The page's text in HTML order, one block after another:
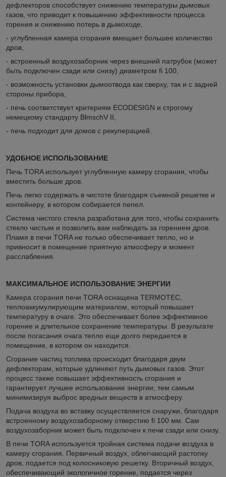
дефлекторов способствует снижению температуры дымовых
газов, что приводит к повышению эффективности процесса
горения и снижению потерь в дымоходе,
- углубленная камера сгорания вмещает большее количество
дров,
- встроенный воздухозаборник через внешний патрубок (может
быть подключен сзади или снизу) диаметром fi 100,
- возможность установки дымоотвода как сверху, так и с задней
стороны прибора,
- печь соответствует критериям ECODESIGN и строгому
немецкому стандарту BlmschV II,
- печь подходит для домов с рекуперацией.
УДОБНОЕ ИСПОЛЬЗОВАНИЕ
Печь TORA использует углубленную камеру сгорания, чтобы
вместить больше дров.
Печь легко содержать в чистоте благодаря съемной решетке и
контейнеру, в котором собирается пепел.
Система чистого стекла разработана для того, чтобы сохранить
стекло чистым и позволить вам наблюдать за горением дров.
Пламя в печи TORA не только обеспечивает тепло, но и
привносит в помещение приятную атмосферу и момент
расслабления.
МАКСИМАЛЬНОЕ ИСПОЛЬЗОВАНИЕ ЭНЕРГИИ
Камера сгорания печи TORA оснащена TERMOTEC,
теплоаккумулирующим материалом, который повышает
температуру в очаге. Это обеспечивает более эффективное
горение и длительное сохранение температуры. В результате
после погасания очага тепло еще долго передается в
помещение, в котором он находится.
Сгорание частиц топлива происходит благодаря двум
дефлекторам, которые удлиняют путь дымовых газов. Этот
процесс также повышает эффективность сгорания и
гарантирует лучшее использование энергии, тем самым
минимизируя выброс вредных веществ в атмосферу.
Подача воздуха во вставку осуществляется снаружи, благодаря
встроенному воздухозаборному отверстию fi 100 мм. Сам
воздухозаборник может быть подключен к печи сзади или снизу.
В печи TORA используется тройная система подачи воздуха в
камеру сгорания. Первичный воздух, облегчающий растопку
дров, подается под колосниковую решетку. Вторичный воздух,
обеспечивающий экологичное горение, подается через